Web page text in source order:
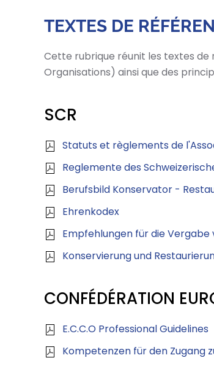
TEXTES DE
Cette rubrique réunit les textes de
Organisations) ainsi que des
SCR
Statuts et règlements de
Reglemente des
Berufsbild Konservator -
Ehrenkodex
Empfehlungen für die
Konservierung und
CONFÉDÉRATION
E.C.C.O Professional Guidelines
Kompetenzen für den Zugang